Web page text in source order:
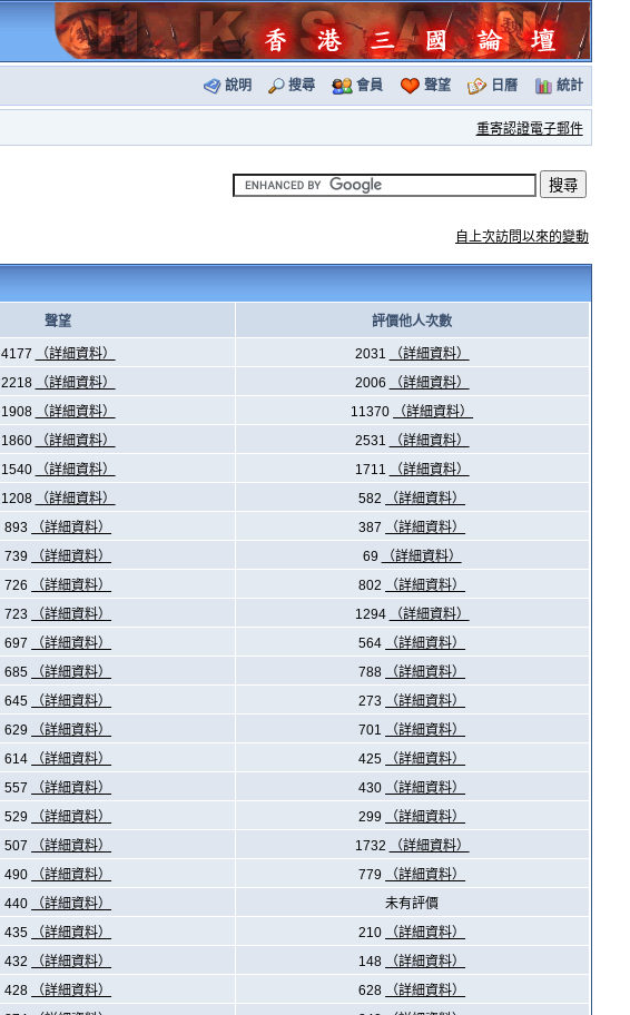
說明 搜尋 會員 聲望 日曆 統計
重寄認證電子郵件
自上次訪問以來的變動
聲望
評價他人次數
4177 （詳細資料） 2031
（詳細資料）
2218 （詳細資料） 2006
（詳細資料）
1908 （詳細資料） 11370
（詳細資料）
1860 （詳細資料） 2531
（詳細資料）
1540 （詳細資料） 1711
（詳細資料）
1208 （詳細資料） 582
（詳細資料）
893 （詳細資料） 387
（詳細資料）
739 （詳細資料） 69
（詳細資料）
726 （詳細資料） 802
（詳細資料）
723 （詳細資料） 1294
（詳細資料）
697 （詳細資料） 564
（詳細資料）
685 （詳細資料） 788
（詳細資料）
645 （詳細資料） 273
（詳細資料）
629 （詳細資料） 701
（詳細資料）
614 （詳細資料） 425
（詳細資料）
557 （詳細資料） 430
（詳細資料）
529 （詳細資料） 299
（詳細資料）
507 （詳細資料） 1732
（詳細資料）
490 （詳細資料） 779
（詳細資料）
440 （詳細資料）
未有評價
435 （詳細資料） 210
（詳細資料）
432 （詳細資料） 148
（詳細資料）
428 （詳細資料） 628
（詳細資料）